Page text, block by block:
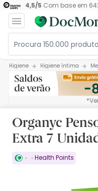
4,5/5 Com base em
Higiene Higiene íntima
Organyc
Extra 7
Health Points